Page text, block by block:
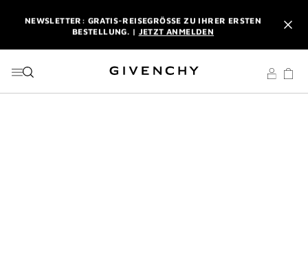
NEWSLETTER: GRATIS-REISEGRÖSSE ZU IHRER ERSTEN B
ESTELLUNG. | JETZT ANMELDEN
PROFITIEREN SIE VON KOSTENLOSEM EXPRESSVERSAND AB
EINEM EINKAUFSWERT VON 180 €. |